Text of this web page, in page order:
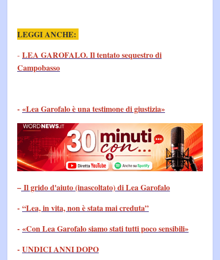
LEGGI ANCHE:
- LEA GAROFALO. Il tentato sequestro di
Campobasso
- «Lea Garofalo è una testimone di giustizia»
– Il grido d'aiuto (inascoltato) di Lea Garofalo
- “Lea, in vita, non è stata mai creduta”
- «Con Lea Garofalo siamo stati tutti poco sensibili»
- UNDICI ANNI DOPO